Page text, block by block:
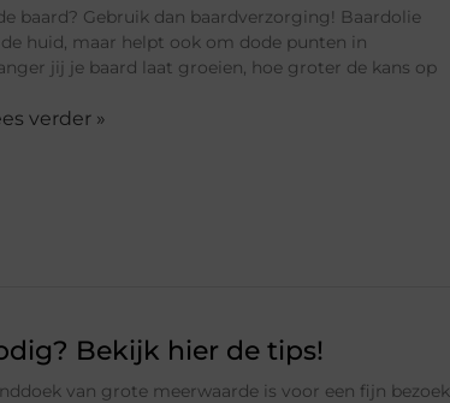
baard? Gebruik dan baardverzorging! Baardolie
huid, maar helpt ook om dode punten in
jij je baard laat groeien, hoe groter de kans op
verder »
Bekijk hier de tips!
van grote meerwaarde is voor een fijn bezoek